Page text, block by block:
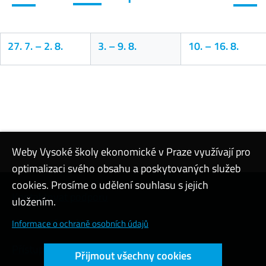
27. 7.–2. 8. 3.–9. 8. 10.–16. 8.
Kontaktovat podporu
Nastavení cookies
Přístupnost webu
Weby Vysoké školy ekonomické v Praze využívají pro
optimalizaci svého obsahu a poskytovaných služeb
cookies. Prosíme o udělení souhlasu s jejich
uložením.
Informace o ochraně osobních údajů
Přijmout všechny cookies